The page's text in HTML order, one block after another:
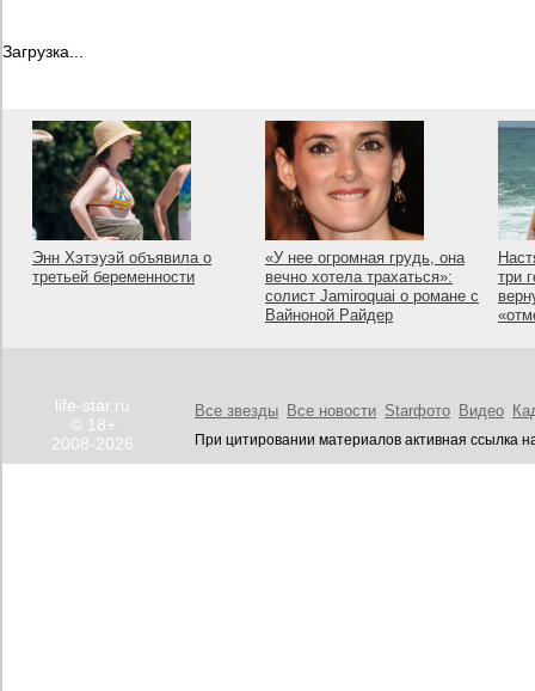
Загрузка...
Энн Хэтэуэй объявила о
третьей беременности
«У нее огромная грудь, она
вечно хотела трахаться»:
солист Jamiroquai о романе с
Вайноной Райдер
три
life-star.ru
© 18+
2008-2026
Все звезды Все новости Starфото Видео
При цитировании материалов активная ссылка